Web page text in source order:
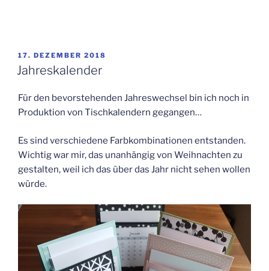
VERÖFFENTLICHT
AM
17. DEZEMBER 2018
Jahreskalender
Für den bevorstehenden Jahreswechsel bin ich noch in
Produktion von Tischkalendern gegangen…
Es sind verschiedene Farbkombinationen entstanden.
Wichtig war mir, das unanhängig von Weihnachten zu
gestalten, weil ich das über das Jahr nicht sehen wollen
würde.